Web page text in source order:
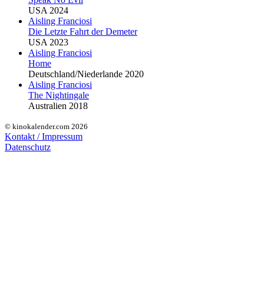
USA 2024
Aisling Franciosi
Die Letzte Fahrt der Demeter
USA 2023
Aisling Franciosi
Home
Deutschland/Niederlande 2020
Aisling Franciosi
The Nightingale
Australien 2018
© kinokalender.com 2026
Kontakt / Impressum
Datenschutz